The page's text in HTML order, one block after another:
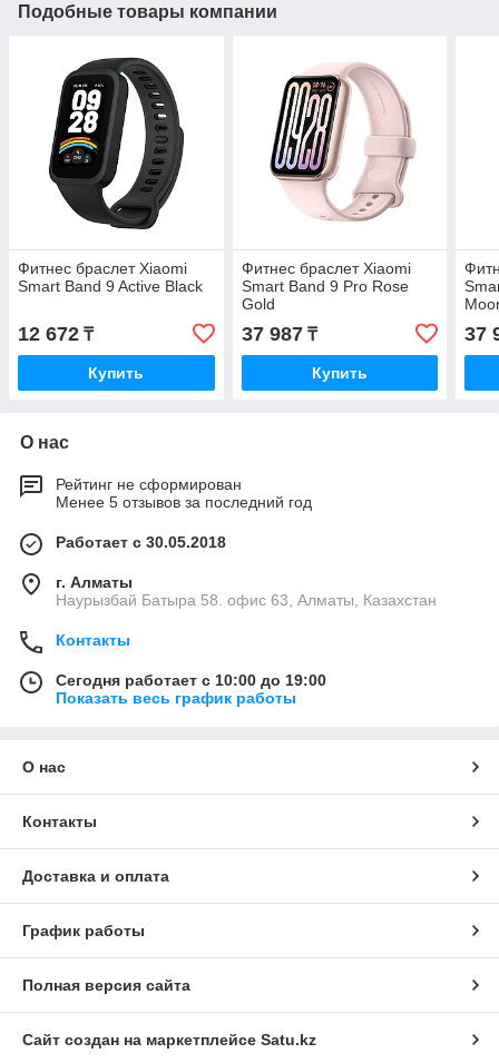
Подобные товары компании
Фитнес браслет Xiaomi
Smart Band 9 Active Black
12 672 ₸
Купить
Фитнес браслет Xiaomi
Smart Band 9 Pro Rose
Gold
37 987₸
Купить
37
О нас
Рейтинг не сформирован
Менее 5 отзывов за последний год
Работает с 30.05.2018
г. Алматы
Наурызбай Батыра 58. офис 63, Алматы, Казахстан
Контакты
Сегодня работает с 10:00 до 19:00
Показать весь график работы
О нас
Контакты
Доставка и оплата
График работы
Полная версия сайта
Сайт создан на маркетплейсе Satu.kz